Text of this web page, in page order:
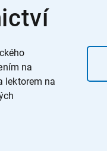
na
lektorem na